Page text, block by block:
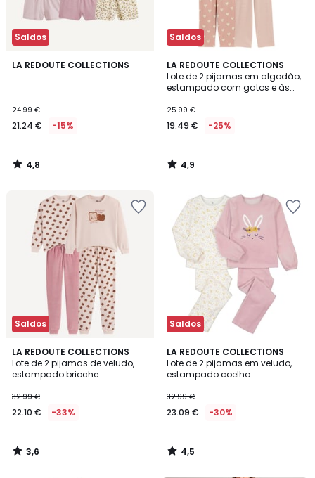
Saldos
LA REDOUTE COLLECTIONS
.
24.99 €
21.24 € -15%
4,8
4,8
/
Saldos
LA REDOUTE COLLECTIONS
Lote de 2 pijamas em algodão,
estampado com gatos e às
25.99 €
19.49 € -25%
4,9
/ 5
4,9
/
Saldos
LA REDOUTE COLLECTIONS
Lote de 2 pijamas de veludo,
estampado brioche
32.99 €
22.10 € -33%
3,6
/ 5
3,6
/
Saldos
LA REDOUTE COLLECTIONS
Lote de 2 pijamas em veludo,
estampado coelho
32.99 €
23.09 € -30%
4,5
/ 5
4,5
/